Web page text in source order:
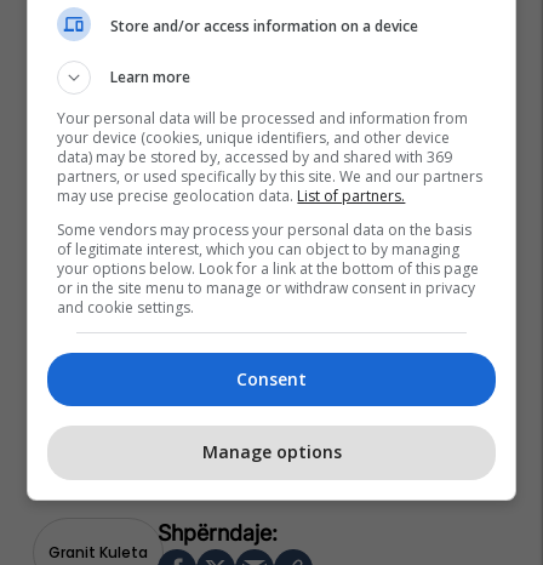
Granit Kuleta
Store and/or access information on a device
Learn more
Your personal data will be processed and information from
your device (cookies, unique identifiers, and other device
data) may be stored by, accessed by and shared with 369
partners, or used specifically by this site. We and our partners
may use precise geolocation data. List of partners.
Some vendors may process your personal data on the basis
of legitimate interest, which you can object to by managing
your options below. Look for a link at the bottom of this page
or in the site menu to manage or withdraw consent in privacy
and cookie settings.
Consent
Manage options